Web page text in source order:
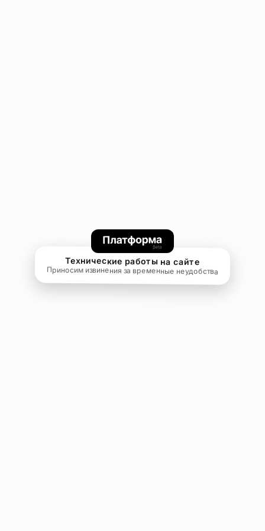
Технические работы на сайте
Приносим извинения за временные неудобства